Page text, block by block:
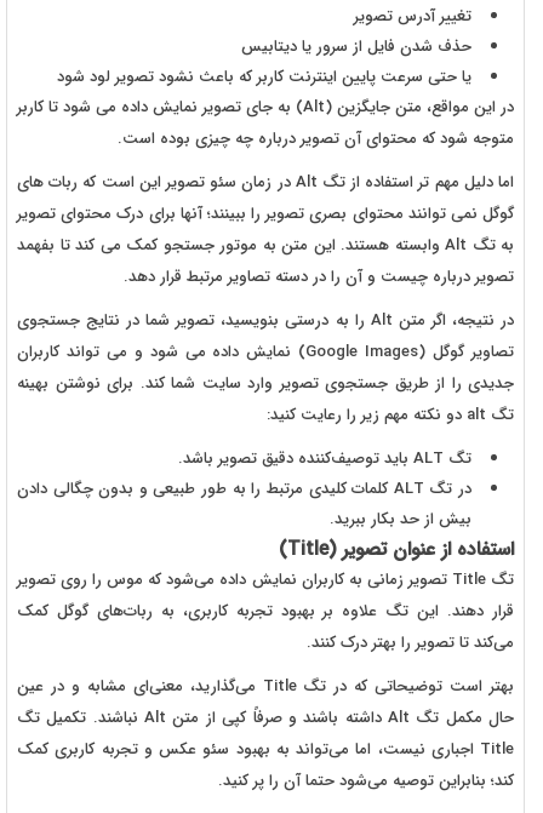
تغییر آدرس تصویر
حذف شدن فایل از سرور یا دیتابیس
یا حتی سرعت پایین اینترنت کاربر که باعث نشود تصویر لود شود
در این مواقع، متن جایگزین (Alt) به جای تصویر نمایش داده می شود تا کاربر
متوجه شود که محتوای آن تصویر درباره چه چیزی بوده است.
اما دلیل مهم تر استفاده از تگ Altدر زمان سئو تصویر این است که ربات های
گوگل نمی توانند محتوای بصری تصویر را ببینند؛ آنها برای درک محتوای تصویر
به تگ Alt وابسته هستند. این متن به موتور جستجو کمک می کند تا بفهمد
تصویر درباره چیست و آن را در دسته تصاویر مرتبط قرار دهد.
در نتیجه، اگر متن Alt را به درستی بنویسید، تصویر شما در نتایج جستجوی
تصاویر گوگل (Google Images) نمایش داده می شود و می تواند کاربران
جدیدی را از طریق جستجوی تصویر وارد سایت شما کند. برای نوشتن بهینه
تگ alt دو نکته مهم زیر را رعایت کنید:
تگ ALT باید توصیف‌کننده دقیق تصویر باشد.
در تگ ALTکلمات کلیدی مرتبط را به طور طبیعی و بدون چگالی دادن
بیش از حد بکار ببرید.
استفاده از عنوان تصویر (Title
)
تگTitle تصویر زمانی به کاربران نمایش داده می‌شود که موس را روی تصویر
قرار دهند. این تگ علاوه بر بهبود تجربه کاربری، به ربات‌های گوگل کمک
می‌کند تا تصویر را بهتر درک کنند.
بهتر است توضیحاتی که در تگTitle می‌گذارید، معنی‌ای مشابه و در عین
حال مکمل تگ Alt داشته باشند و صرفاً کپی از متن Altنباشند. تکمیل تگ
Title اجباری نیست، اما می‌تواند به بهبود سئو عکس و تجربه کاربری کمک
کند؛ بنابراین توصیه می‌شود حتما آن را پر کنید.